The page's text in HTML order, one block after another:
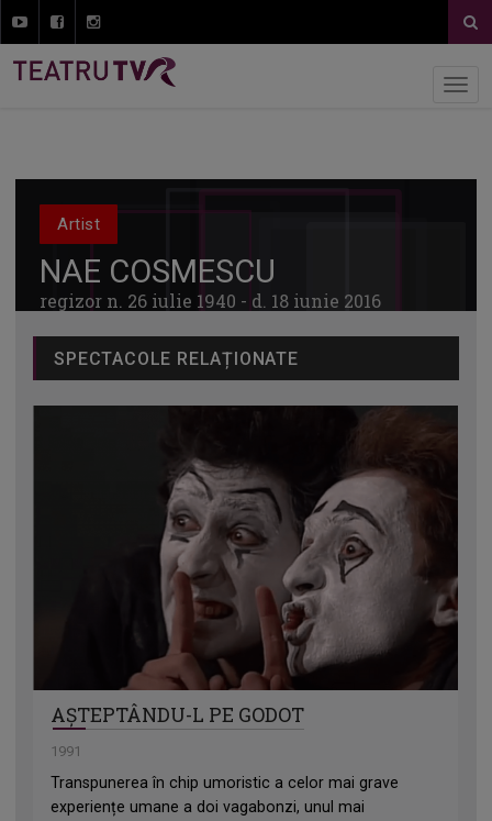
Artist
NAE COSMESCU
regizor n. 26 iulie 1940 - d. 18 iunie 2016
SPECTACOLE RELAȚIONATE
AȘTEPTÂNDU-L PE GODOT
1991
Transpunerea în chip umoristic a celor mai grave
experiențe umane a doi vagabonzi, unul mai